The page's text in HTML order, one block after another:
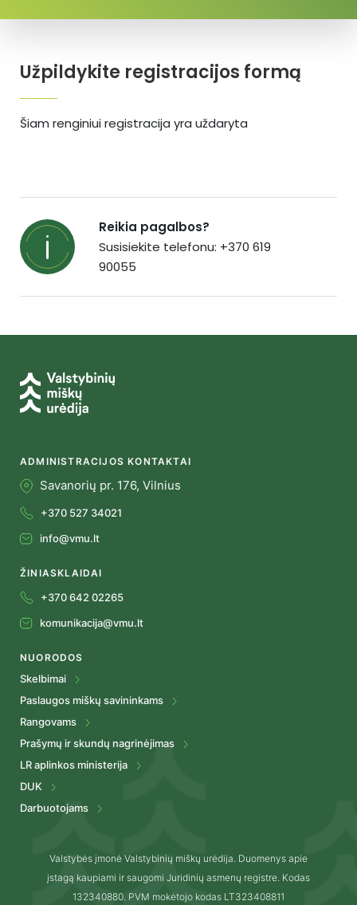
Užpildykite registracijos formą
Šiam renginiui registracija yra uždaryta
Reikia pagalbos?
Susisiekite telefonu: +370 619
90055
ADMINISTRACIJOS KONTAKTAI
Savanorių pr. 176, Vilnius
+370 527 34021
info@vmu.lt
ŽINIASKLAIDAI
+370 642 02265
komunikacija@vmu.lt
NUORODOS
Skelbimai
Paslaugos miškų savininkams
Rangovams
Prašymų ir skundų nagrinėjimas
LR aplinkos ministerija
DUK
Darbuotojams
Valstybės įmonė Valstybinių miškų urėdija. Duomenys apie
įstagą kaupiami ir saugomi Juridinių asmenų registre. Kodas
132340880. PVM mokėtojo kodas LT323408811